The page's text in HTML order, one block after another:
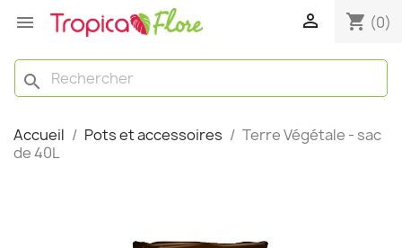
  shopping_cart (0)
search
Accueil Pots et accessoires
Terre Végétale - sac
de 40L